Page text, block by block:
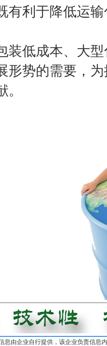
有利于降低运
装低成本、大
形势的需要，
息由企业自行提供，该企业负责信息